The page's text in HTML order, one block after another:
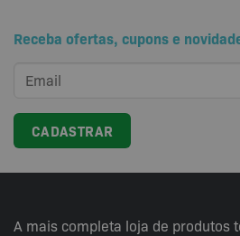
Receba ofertas, cupons e
A mais completa loja de produtos